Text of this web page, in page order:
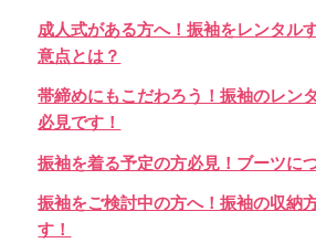
成人式がある方へ！振袖をレンタル
意点とは？
帯締めにもこだわろう！振袖のレン
必見です！
振袖を着る予定の方必見！ブーツに
振袖をご検討中の方へ！振袖の収納
す！